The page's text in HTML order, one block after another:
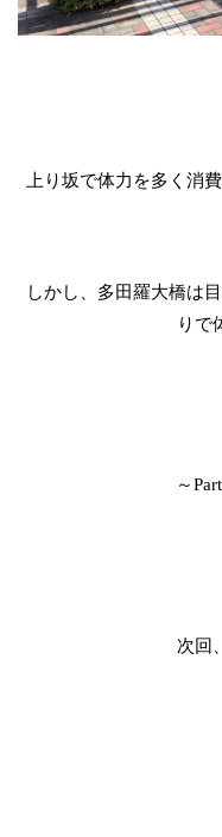
上り坂で体力を多く消
しかし、多田羅大橋は
りで
～
次回